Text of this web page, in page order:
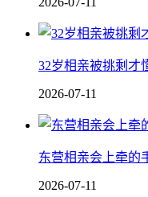
32岁相亲被挑剩才
2026-07-11
东营相亲会上牵的
2026-07-11